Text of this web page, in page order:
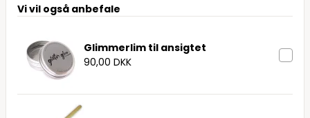
Vi vil også anbefale
Glimmerlim til ansigtet
90,00 DKK